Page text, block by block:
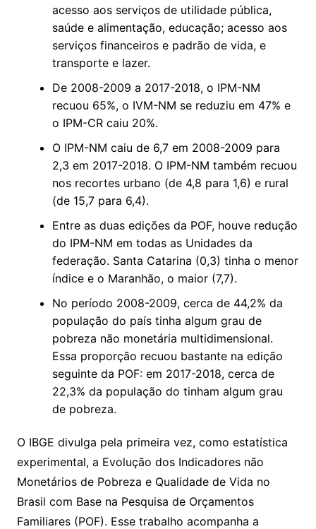
acesso aos serviços de utilidade pública,
saúde e alimentação, educação; acesso aos
serviços financeiros e padrão de vida, e
transporte e lazer.
De 2008-2009 a 2017-2018, o IPM-NM
recuou 65%, o IVM-NM se reduziu em 47% e
o IPM-CR caiu 20%.
O IPM-NM caiu de 6,7 em 2008-2009 para
2,3 em 2017-2018. O IPM-NM também recuou
nos recortes urbano (de 4,8 para 1,6) e rural
(de 15,7 para 6,4).
Entre as duas edições da POF, houve redução
do IPM-NM em todas as Unidades da
federação. Santa Catarina (0,3) tinha o menor
índice e o Maranhão, o maior (7,7).
No período 2008-2009, cerca de 44,2% da
população do país tinha algum grau de
pobreza não monetária multidimensional.
Essa proporção recuou bastante na edição
seguinte da POF: em 2017-2018, cerca de
22,3% da população do tinham algum grau
de pobreza.
O IBGE divulga pela primeira vez, como estatística
experimental, a Evolução dos Indicadores não
Monetários de Pobreza e Qualidade de Vida no
Brasil com Base na Pesquisa de Orçamentos
Familiares (POF). Esse trabalho acompanha a